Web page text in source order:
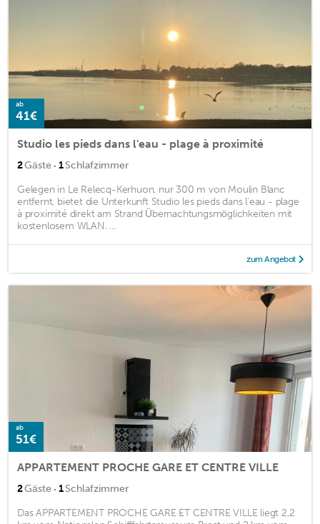
ab
41€
Studio les pieds dans l'eau - plage à proximité
2Gäste · 1Schlafzimmer
Gelegen in Le Relecq-Kerhuon, nur 300 m von Moulin Blanc
entfernt, bietet die Unterkunft Studio les pieds dans l'eau - plage
à proximité direkt am Strand Übernachtungsmöglichkeiten mit
kostenlosem WLAN. ...
zum Angebot
ab
51€
APPARTEMENT PROCHE GARE ET CENTRE VILLE
2Gäste · 1Schlafzimmer
Das APPARTEMENT PROCHE GARE ET CENTRE VILLE liegt 2,2